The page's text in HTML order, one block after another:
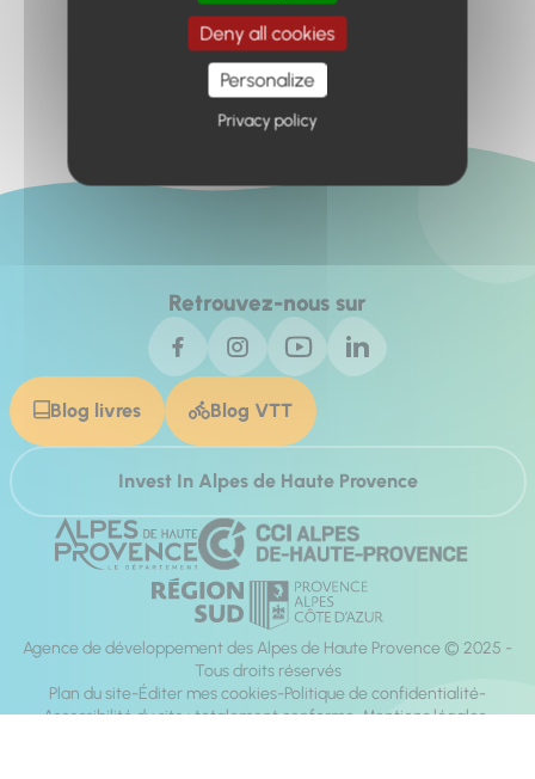
Retour à l'accueil
Retrouvez-nous sur
Blog livres Blog VTT
Invest In Alpes de Haute Provence
Agence de développement des Alpes de Haute Provence © 2025 -
Tous droits réservés
Plan du site Éditer mes cookies Politique de confidentialité
Accessibilité du site : totalement conforme Mentions légales
Deny all cookies
Personalize
Privacy policy